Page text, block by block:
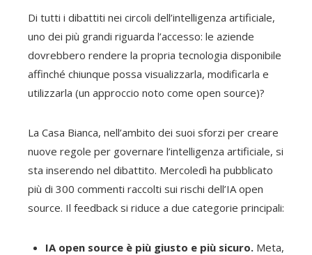
Di tutti i dibattiti nei circoli dell’intelligenza artificiale,
uno dei più grandi riguarda l’accesso: le aziende
dovrebbero rendere la propria tecnologia disponibile
affinché chiunque possa visualizzarla, modificarla e
utilizzarla (un approccio noto come open source)?
La Casa Bianca, nell’ambito dei suoi sforzi per creare
nuove regole per governare l’intelligenza artificiale, si
sta inserendo nel dibattito. Mercoledì ha pubblicato
più di 300 commenti raccolti sui rischi dell’IA open
source. Il feedback si riduce a due categorie principali:
IA open source è più giusto e più sicuro. Meta,